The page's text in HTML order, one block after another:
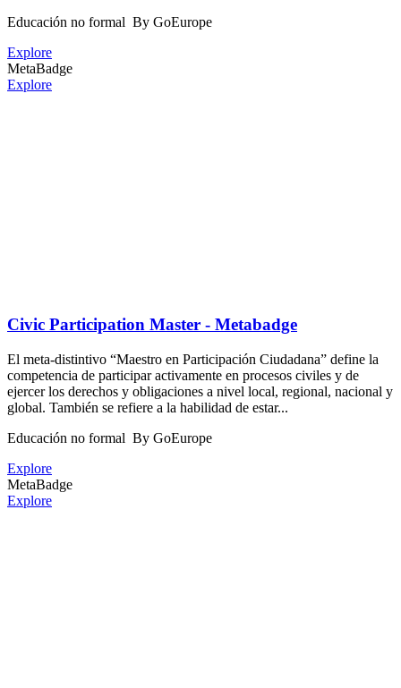
Educación no formal By GoEurope
Explore
MetaBadge
Explore
Civic Participation Master - Metabadge
El meta-distintivo “Maestro en Participación Ciudadana” define la
competencia de participar activamente en procesos civiles y de
ejercer los derechos y obligaciones a nivel local, regional, nacional y
global. También se refiere a la habilidad de estar...
Educación no formal By GoEurope
Explore
MetaBadge
Explore